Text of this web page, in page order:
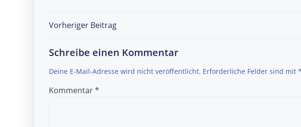
Post
navigation
Vorheriger Beitrag
Schreibe einen Kommentar
Deine E-Mail-Adresse wird nicht veröffentlicht. Erforderliche Felder sind mit *
Kommentar*